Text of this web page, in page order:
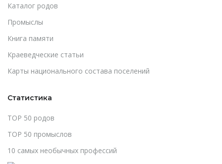
Каталог родов
Промыслы
Книга памяти
Краеведческие статьи
Карты национального состава поселений
Статистика
TOP 50 родов
TOP 50 промыслов
10 самых необычных профессий